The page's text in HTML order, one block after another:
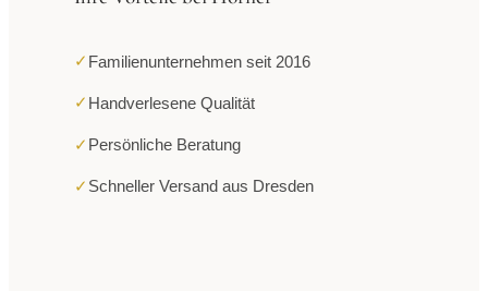
✓ Familienunternehmen seit 2016
✓ Handverlesene Qualität
✓ Persönliche Beratung
✓ Schneller Versand aus Dresden